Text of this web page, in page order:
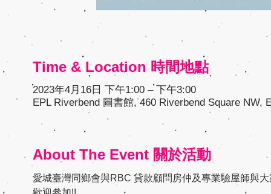
Time & Location 時間地點
2023年4月16日 下午1:00 – 下午3:00
EPL Riverbend 圖書館, 460 Riverbend Square NW,
About The Event 關於活動
愛城臺灣同鄉會與RBC 貸款顧問房仲及專業驗屋師與